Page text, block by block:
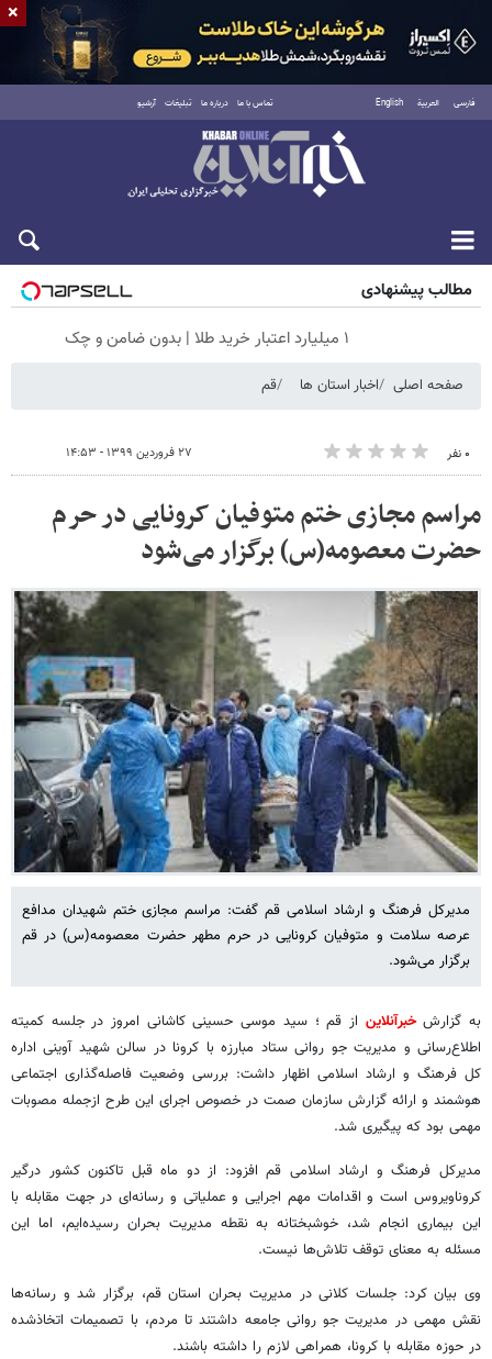
فارسی العربية English تماس با ما درباره ما تبلیغات آرشیو
شنبه ۱۷ مرداد ۱۴۰۵
مطالب پیشنهادی
۱ میلیارد اعتبار خرید طلا | بدون ضامن و چک
صفحه اصلی اخبار استان ها قم
۰ نفر ۲۷ فروردین ۱۳۹۹ - ۱۴:۵۳
مراسم مجازی ختم متوفیان کرونایی در حرم
حضرت معصومه(س) برگزار می‌شود
مدیرکل فرهنگ و ارشاد اسلامی قم گفت: مراسم مجازی ختم شهیدان مدافع
عرصه سلامت و متوفیان کرونایی در حرم مطهر حضرت معصومه(س) در قم
برگزار می‌شود.
به گزارشخبرآنلاین از قم ؛ سید موسی حسینی کاشانی امروز در جلسه کمیته
اطلاع‌رسانی و مدیریت جو روانی ستاد مبارزه با کرونا در سالن شهید آوینی اداره
کل فرهنگ و ارشاد اسلامی اظهار داشت: بررسی وضعیت فاصله‌گذاری اجتماعی
هوشمند و ارائه گزارش سازمان صمت در خصوص اجرای این طرح ازجمله مصوبات
مهمی بود که پیگیری شد.
مدیرکل فرهنگ و ارشاد اسلامی قم افزود: از دو ماه قبل تاکنون کشور درگیر
کروناویروس است و اقدامات مهم اجرایی و عملیاتی و رسانه‌ای در جهت مقابله با
این بیماری انجام شد، خوشبختانه به نقطه مدیریت بحران رسیده‌ایم، اما این
مسئله به معنای توقف تلاش‌ها نیست.
وی بیان کرد: جلسات کلانی در مدیریت بحران استان قم، برگزار شد و رسانه‌ها
نقش مهمی در مدیریت جو روانی جامعه داشتند تا مردم، با تصمیمات اتخاذشده
در حوزه مقابله با کرونا، همراهی لازم را داشته باشند.
×